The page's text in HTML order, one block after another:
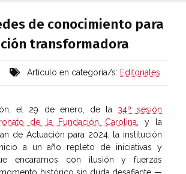
de conocimiento para
transformadora
Artículo en categoría/s: Editoriales
el 29 de enero, de la 34ª sesión
de la Fundación Carolina , y la
de Actuación para 2024, la institución
a un año repleto de iniciativas y
encaramos con ilusión y fuerzas